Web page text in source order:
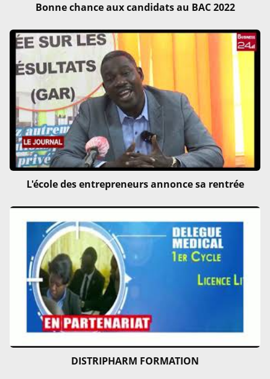
Bonne chance aux candidats au BAC 2022
L'école des entrepreneurs annonce sa rentrée
DISTRIPHARM FORMATION